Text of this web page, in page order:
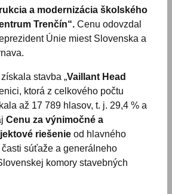
a modernizácia školského
Trenčín“. Cenu odovzdal
Únie miest Slovenska a
získala stavba „Vaillant Head
ktorá z celkového počtu
až 17 789 hlasov, t. j. 29,4 % a
Cenu za výnimočné a
riešenie od hlavného
súťaže a generálneho
komory stavebných